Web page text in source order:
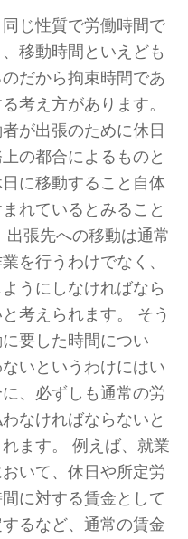
じ性質で労働時間で
移動時間といえども
だから拘束時間であ
考え方があります。
が出張のために休日
の都合によるものと
に移動すること自体
れているとみること
張先への移動は通常
を行うわけでなく、
うにしなければなら
考えられます。 そう
要した時間につい
いというわけにはい
、必ずしも通常の労
なければならないと
ます。 例えば、就業
いて、休日や所定労
に対する賃金として
るなど、通常の賃金